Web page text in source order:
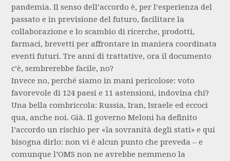
pandemia. Il senso dell’accordo è, per l’esperienza del
passato e in previsione del futuro, facilitare la
collaborazione e lo scambio di ricerche, prodotti,
farmaci, brevetti per affrontare in maniera coordinata
eventi futuri. Tre anni di trattative, ora il documento
c’è, sembrerebbe facile, no?
Invece no, perché siamo in mani pericolose: voto
favorevole di 124 paesi e 11 astensioni, indovina chi?
Una bella combriccola: Russia, Iran, Israele ed eccoci
qua, anche noi. Già. Il governo Meloni ha definito
l’accordo un rischio per «la sovranità degli stati» e qui
bisogna dirlo: non vi è alcun punto che preveda – e
comunque l’OMS non ne avrebbe nemmeno la